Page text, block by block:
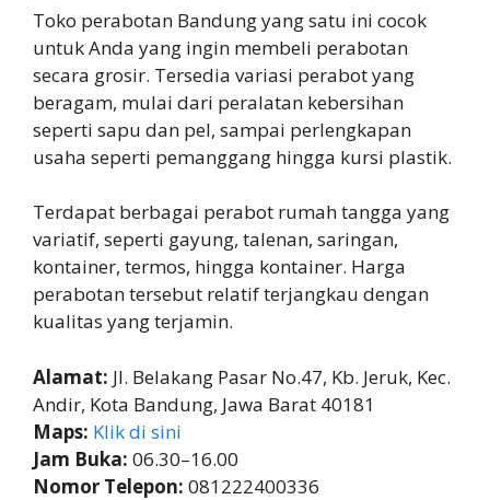
Toko perabotan Bandung yang satu ini cocok
untuk Anda yang ingin membeli perabotan
secara grosir. Tersedia variasi perabot yang
beragam, mulai dari peralatan kebersihan
seperti sapu dan pel, sampai perlengkapan
usaha seperti pemanggang hingga kursi plastik.
Terdapat berbagai perabot rumah tangga yang
variatif, seperti gayung, talenan, saringan,
kontainer, termos, hingga kontainer. Harga
perabotan tersebut relatif terjangkau dengan
kualitas yang terjamin.
Alamat: Jl. Belakang Pasar No.47, Kb. Jeruk, Kec.
Andir, Kota Bandung, Jawa Barat 40181
Maps: Klik di sini
Jam Buka: 06.30–16.00
Nomor Telepon: 081222400336